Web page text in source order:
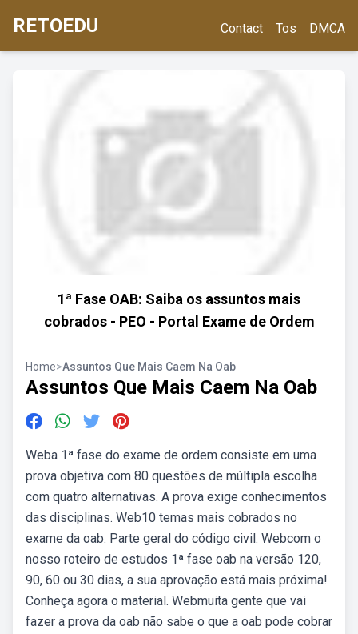
RETOEDU Contact Tos DMCA
1ª Fase OAB: Saiba os assuntos mais
cobrados - PEO - Portal Exame de Ordem
Home>Assuntos Que Mais Caem Na Oab
Assuntos Que Mais Caem Na Oab
Weba 1ª fase do exame de ordem consiste em uma
prova objetiva com 80 questões de múltipla escolha
com quatro alternativas. A prova exige conhecimentos
das disciplinas. Web10 temas mais cobrados no
exame da oab. Parte geral do código civil. Webcom o
nosso roteiro de estudos 1ª fase oab na versão 120,
90, 60 ou 30 dias, a sua aprovação está mais próxima!
Conheça agora o material. Webmuita gente que vai
fazer a prova da oab não sabe o que a oab pode cobrar